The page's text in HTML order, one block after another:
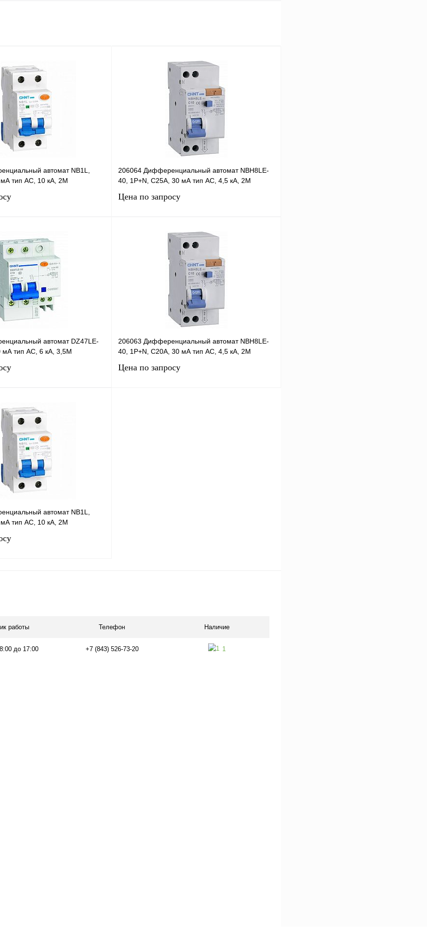
автомат NB1L,
тип AC, 10 кА, 2М
Запросить цену
Сравнение
наличии
206064 Дифференциальный автомат NBH8LE-
40, 1P+N, C25А, 30 мА тип AC, 4,5 кА, 2М
Цена по запросу
Запросить цену
Сравнение
наличии
автомат DZ47LE-
мА тип AC, 6 кА, 3,5М
Запросить цену
Сравнение
наличии
206063 Дифференциальный автомат NBH8LE-
40, 1P+N, C20А, 30 мА тип AC, 4,5 кА, 2М
Цена по запросу
автомат NB1L,
тип AC, 10 кА, 2М
работы Телефон Наличие
до 17:00 +7 (843) 526-73-20 1